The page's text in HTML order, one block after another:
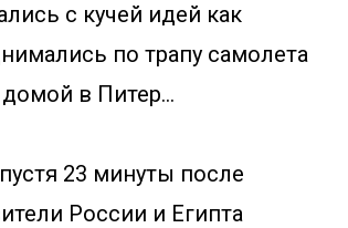
с кучей идей как
по трапу самолета
в Питер…
23 минуты после
России и Египта